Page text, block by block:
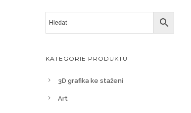
KATEGORIE PRODUKTU
3D grafika ke stažení
Art